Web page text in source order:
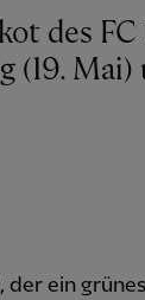
des
(19. Mai)
der ein